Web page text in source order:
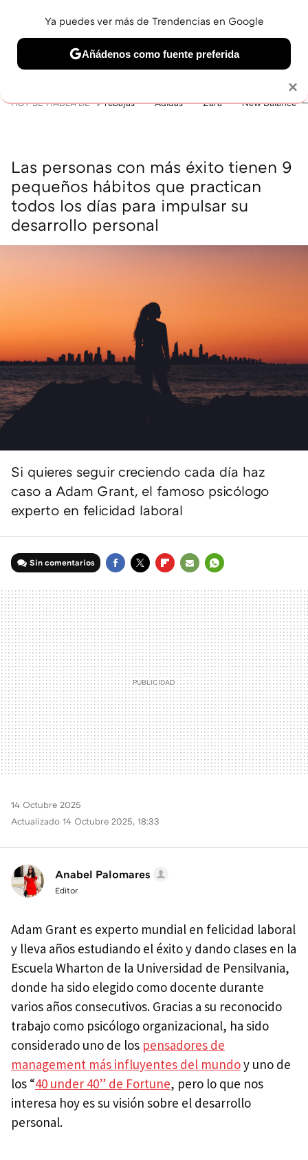
BELLEZA SHOPPING VIAJES GASTRO SNEAKERS
HOY SE HABLA DE rebajas Adidas Zara New Balance
Las personas con más éxito tienen 9
pequeños hábitos que practican
todos los días para impulsar su
desarrollo personal
Si quieres seguir creciendo cada día haz
caso a Adam Grant, el famoso psicólogo
experto en felicidad laboral
Sin comentarios
MAIL
14 Octubre 2025
Actualizado 14 Octubre 2025, 18:33
Anabel Palomares
Editor
Adam Grant es experto mundial en felicidad laboral
y lleva años estudiando el éxito y dando clases en la
Escuela Wharton de la Universidad de Pensilvania,
donde ha sido elegido como docente durante
varios años consecutivos. Gracias a su reconocido
trabajo como psicólogo organizacional, ha sido
considerado uno de los pensadores de
management más influyentes del mundoy uno de
los “40 under 40” de Fortune, pero lo que nos
interesa hoy es su visión sobre el desarrollo
personal.
×
Ya puedes ver más de Trendencias en Google
Añádenos como fuente preferida